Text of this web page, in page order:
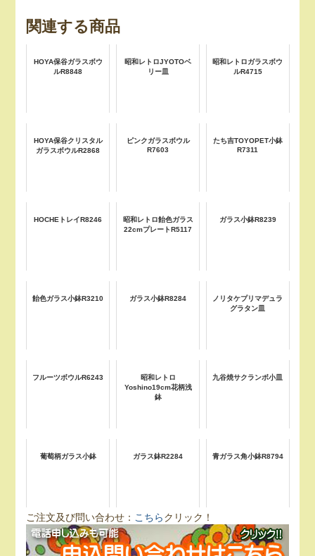
関連する商品
HOYA保谷ガラスボウ
ルR8848
昭和レトロJYOTOベ
リー皿
昭和レトロガラスボウ
ルR4715
HOYA保谷クリスタル
ガラスボウルR2868
ピンクガラスボウル
R7603
たち吉TOYOPET小鉢
R7311
HOCHEトレイR8246
昭和レトロ飴色ガラス
22cmプレートR5117
ガラス小鉢R8239
飴色ガラス小鉢R3210 ガラス小鉢R8284
ノリタケプリマデュラ
グラタン皿
フルーツボウルR6243
昭和レトロ
Yoshino19cm花柄浅
鉢
九谷焼サクランボ小皿
葡萄柄ガラス小鉢 ガラス鉢R2284 青ガラス角小鉢R8794
ご注文及び問い合わせ： こちらクリック！